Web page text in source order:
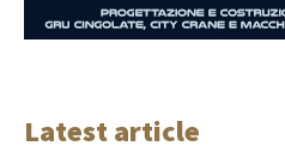
Latest article